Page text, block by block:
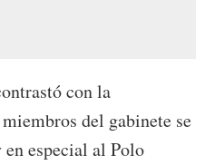
con la
del gabinete se
especial al Polo